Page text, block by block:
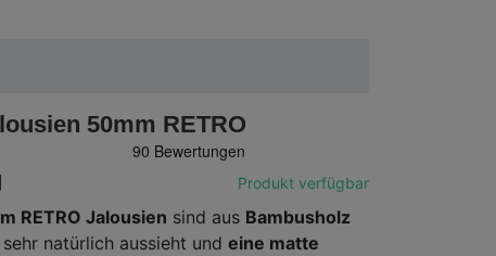
50mm RETRO
Produkt verfügbar
RETRO Jalousien sind aus Bambusholz
natürlich aussieht und eine matte